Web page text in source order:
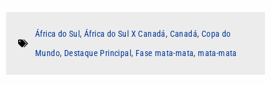
África do Sul,África do Sul X Canadá, Canadá, Copa do
Mundo, Destaque Principal, Fase mata-mata, mata-mata